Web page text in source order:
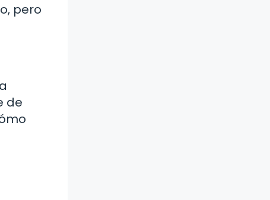
pero
de